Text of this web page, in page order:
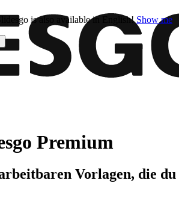
Slidesgo is also available in English! Show me
Premium
Vorlagen, die